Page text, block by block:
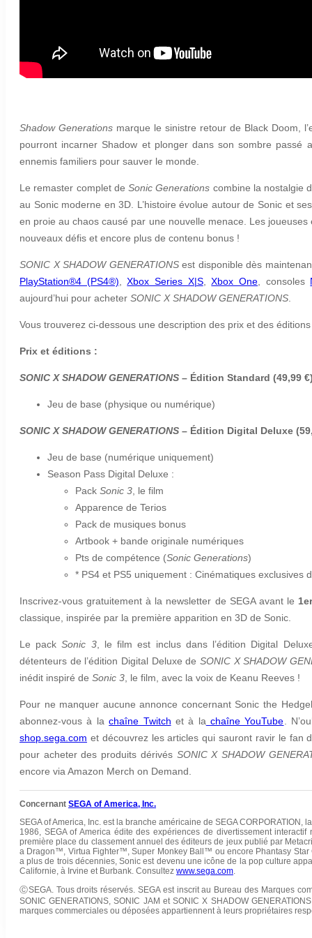
Shadow Generations marque le sinistre retour de Black Doom,
pourront incarner Shadow et plonger dans son sombre
ennemis familiers pour sauver le monde.
Le remaster complet deSonic Generations combine la nostalgie
au Sonic moderne en 3D. L’histoire évolue autour de Sonic et
en proie au chaos causé par une nouvelle menace. Les
nouveaux défis et encore plus de contenu bonus !
SONIC X SHADOW GENERATIONSest disponible dès
PlayStation®4 (PS4®) ,Xbox Series X|S,Xbox One , consoles
aujourd’hui pour acheter SONIC X SHADOW GENERATIONS
Vous trouverez ci-dessous une description des prix et des
Prix et éditions :
SONIC X SHADOW GENERATIONS – Édition Standard (49,99
Jeu de base (physique ou numérique)
SONIC X SHADOW GENERATIONS – Édition Digital Deluxe
Jeu de base (numérique uniquement)
Season Pass Digital Deluxe :
Pack Sonic 3 , le film
Apparence de Terios
Pack de musiques bonus
Artbook + bande originale numériques
Pts de compétence (Sonic Generations)
* PS4 et PS5 uniquement : Cinématiques exclusives
Inscrivez-vous gratuitement à la newsletter de SEGA avant le
classique, inspirée par la première apparition en 3D de Sonic.
Le packSonic 3, le film est inclus dans l’édition Digital
détenteurs de l’édition Digital Deluxe de SONIC X SHADOW
inédit inspiré de Sonic 3 , le film, avec la voix de Keanu Reeves !
Pour ne manquer aucune annonce concernant Sonic the
abonnez-vous à la chaîne Twitch et à la chaîne YouTube
shop.sega.com et découvrez les articles qui sauront ravir le fan
pour acheter des produits dérivés SONIC X SHADOW
encore via Amazon Merch on Demand.
Concernant SEGA of America, Inc.
SEGA of America, Inc. est la branche américaine de SEGA
1986, SEGA of America édite des expériences de divertissement
première place du classement annuel des éditeurs de jeux publié par
a Dragon™, Virtua Fighter™, Super Monkey Ball™ ou encore Phantasy
a plus de trois décennies, Sonic est devenu une icône de la pop culture
Californie, à Irvine et Burbank. Consultez www.sega.com.
ⒸSEGA. Tous droits réservés. SEGA est inscrit au Bureau des Marques
SONIC GENERATIONS, SONIC JAM et SONIC X SHADOW
marques commerciales ou déposées appartiennent à leurs propriétaires